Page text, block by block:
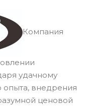
Компания
удачному
опыта, внедрения
ценовой